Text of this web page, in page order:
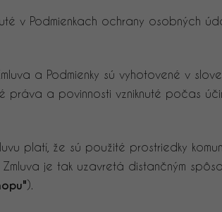
v Podmienkach ochrany osobných
a Podmienky sú vyhotovené v
práva a povinnosti vzniknuté počas
platí, že sú použité prostriedky
je tak uzavretá distančným
).